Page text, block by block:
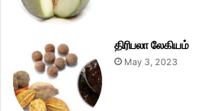
திரிபலா லேகியம்
May 3, 2023